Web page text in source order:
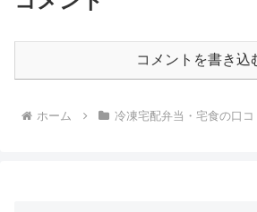
コメントを書き込
ホーム 冷凍宅配弁当・宅食の口コ